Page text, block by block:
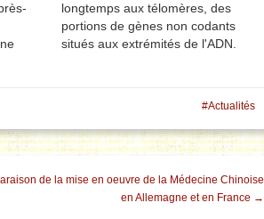
longtemps aux télomères, des
portions de gènes non codants
situés aux extrémités de l'ADN.
Lorsque les télomères deviennent
pratiquement inexistants, les
Actualités
de la mise en oeuvre de la Médecine Chinoise
en Allemagne et en France →